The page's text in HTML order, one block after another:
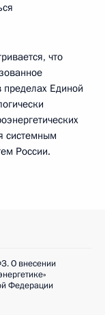
что
пределах Единой
системным
России.
О внесении
Федерации